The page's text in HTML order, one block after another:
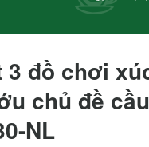
3 đồ chơi
chủ đề
NL